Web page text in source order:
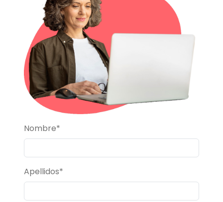
Nombre*
Apellidos*